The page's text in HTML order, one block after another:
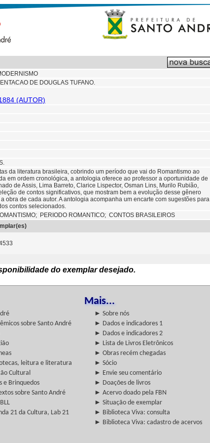
DE DOUGLAS TUFANO.
(AUTOR)
da literatura brasileira, cobrindo um período que vai do Romantismo ao
em ordem cronológica, a antologia oferece ao professor a oportunidade de
de Assis, Lima Barreto, Clarice Lispector, Osman Lins, Murilo Rubião,
de contos significativos, que mostram bem a evolução desse gênero
obra de cada autor. A antologia acompanha um encarte com sugestões para
contos selecionados.
PERIODO ROMANTICO; CONTOS BRASILEIROS
do exemplar desejado.
Mais...
► Sobre nós
sobre Santo André
► Dados e indicadores 1
► Dados e indicadores 2
► Lista de Livros Eletrônicos
► Obras recém chegadas
leitura e literatura
► Sócio
Cultural
► Envie seu comentário
e Brinquedos
► Doações de livros
sobre Santo André
► Acervo doado pela FBN
► Situação de exemplar
21 da Cultura, Lab 21
► Biblioteca Viva: consulta
► Biblioteca Viva: cadastro de acervos